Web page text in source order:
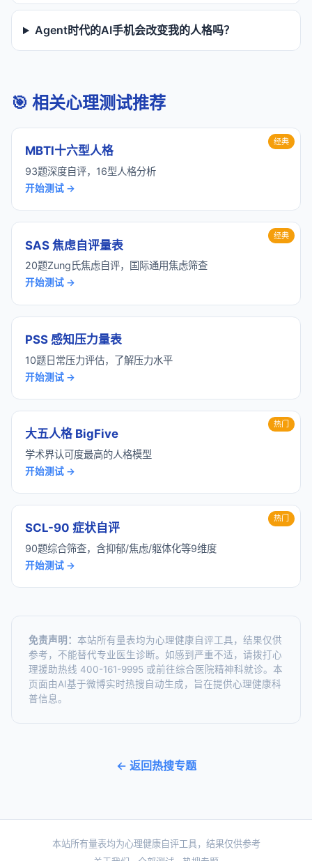
Agent时代的AI手机会改变我的人格吗？
🎯 相关心理测试推荐
经典
MBTI十六型人格
93题深度自评，16型人格分析
开始测试 →
经典
SAS 焦虑自评量表
20题Zung氏焦虑自评，国际通用焦虑筛查
开始测试 →
PSS 感知压力量表
10题日常压力评估，了解压力水平
开始测试 →
热门
大五人格 BigFive
学术界认可度最高的人格模型
开始测试 →
热门
SCL-90 症状自评
90题综合筛查，含抑郁/焦虑/躯体化等9维度
开始测试 →
免责声明： 本站所有量表均为心理健康自评工具，结果仅供
参考，不能替代专业医生诊断。如感到严重不适，请拨打心
理援助热线 400-161-9995 或前往综合医院精神科就诊。本
页面由AI基于微博实时热搜自动生成，旨在提供心理健康科
普信息。
← 返回热搜专题
本站所有量表均为心理健康自评工具，结果仅供参考